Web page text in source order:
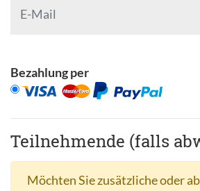
Bezahlung per
Teilnehmende (falls
Möchten Sie zusätzliche oder